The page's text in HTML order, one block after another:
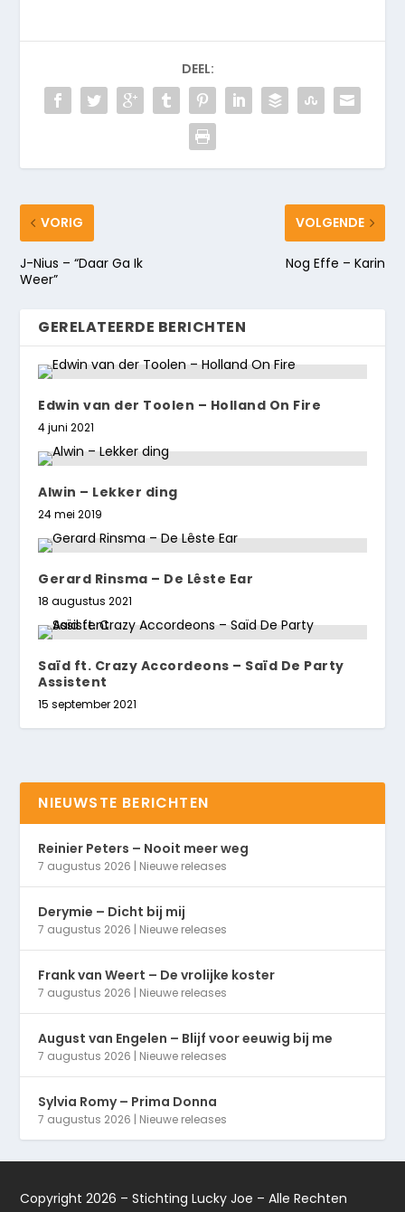
DEEL:
VORIG
J-Nius – “Daar Ga Ik
Weer”
VOLGENDE
Nog Effe – Karin
GERELATEERDE BERICHTEN
Edwin van der Toolen – Holland On Fire
4 juni 2021
Alwin – Lekker ding
24 mei 2019
Gerard Rinsma – De Lêste Ear
18 augustus 2021
Saïd ft. Crazy Accordeons – Saïd De Party
Assistent
15 september 2021
NIEUWSTE BERICHTEN
Reinier Peters – Nooit meer weg
7 augustus 2026 | Nieuwe releases
Derymie – Dicht bij mij
7 augustus 2026 | Nieuwe releases
Frank van Weert – De vrolijke koster
7 augustus 2026 | Nieuwe releases
August van Engelen – Blijf voor eeuwig bij me
7 augustus 2026 | Nieuwe releases
Sylvia Romy – Prima Donna
7 augustus 2026 | Nieuwe releases
Copyright 2026 – Stichting Lucky Joe – Alle Rechten